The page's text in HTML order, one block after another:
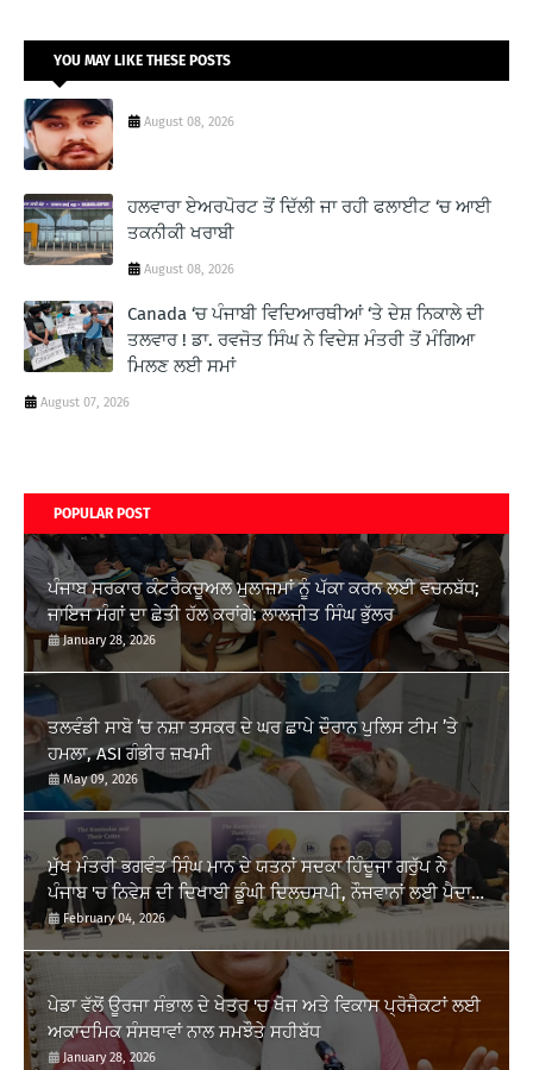
YOU MAY LIKE THESE POSTS
August 08, 2026
ਹਲਵਾਰਾ ਏਅਰਪੋਰਟ ਤੋਂ ਦਿੱਲੀ ਜਾ ਰਹੀ ਫਲਾਈਟ ‘ਚ ਆਈ
ਤਕਨੀਕੀ ਖਰਾਬੀ
August 08, 2026
Canada ‘ਚ ਪੰਜਾਬੀ ਵਿਦਿਆਰਥੀਆਂ ‘ਤੇ ਦੇਸ਼ ਨਿਕਾਲੇ ਦੀ
ਤਲਵਾਰ ! ਡਾ. ਰਵਜੋਤ ਸਿੰਘ ਨੇ ਵਿਦੇਸ਼ ਮੰਤਰੀ ਤੋਂ ਮੰਗਿਆ
ਮਿਲਣ ਲਈ ਸਮਾਂ
August 07, 2026
POPULAR POST
ਪੰਜਾਬ ਸਰਕਾਰ ਕੰਟਰੈਕਚੂਅਲ ਮੁਲਾਜ਼ਮਾਂ ਨੂੰ ਪੱਕਾ ਕਰਨ ਲਈ ਵਚਨਬੱਧ;
ਜਾਇਜ ਮੰਗਾਂ ਦਾ ਛੇਤੀ ਹੱਲ ਕਰਾਂਗੇ: ਲਾਲਜੀਤ ਸਿੰਘ ਭੁੱਲਰ
January 28, 2026
ਤਲਵੰਡੀ ਸਾਬੋ ’ਚ ਨਸ਼ਾ ਤਸਕਰ ਦੇ ਘਰ ਛਾਪੇ ਦੌਰਾਨ ਪੁਲਿਸ ਟੀਮ ’ਤੇ
ਹਮਲਾ, ASI ਗੰਭੀਰ ਜ਼ਖਮੀ
May 09, 2026
ਮੁੱਖ ਮੰਤਰੀ ਭਗਵੰਤ ਸਿੰਘ ਮਾਨ ਦੇ ਯਤਨਾਂ ਸਦਕਾ ਹਿੰਦੂਜਾ ਗਰੁੱਪ ਨੇ
ਪੰਜਾਬ 'ਚ ਨਿਵੇਸ਼ ਦੀ ਦਿਖਾਈ ਡੂੰਘੀ ਦਿਲਚਸਪੀ, ਨੌਜਵਾਨਾਂ ਲਈ ਪੈਦਾ
ਹੋਣਗੇ ਰੁਜ਼ਗਾਰ ਦੇ ਨਵੇਂ...
February 04, 2026
ਪੇਡਾ ਵੱਲੋਂ ਊਰਜਾ ਸੰਭਾਲ ਦੇ ਖੇਤਰ 'ਚ ਖੋਜ ਅਤੇ ਵਿਕਾਸ ਪ੍ਰੋਜੈਕਟਾਂ ਲਈ
ਅਕਾਦਮਿਕ ਸੰਸਥਾਵਾਂ ਨਾਲ ਸਮਝੌਤੇ ਸਹੀਬੱਧ
January 28, 2026